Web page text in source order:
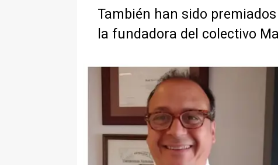
También han sido
la fundadora del colectivo